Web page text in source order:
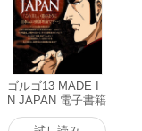
ゴルゴ13 MADE I
N JAPAN 電子書籍